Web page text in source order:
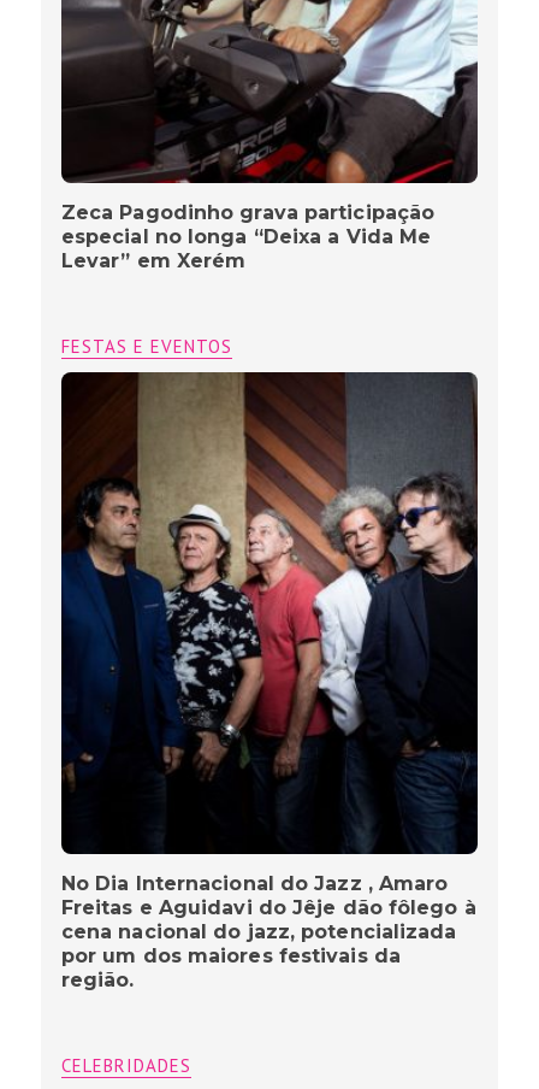
Zeca Pagodinho grava participação
especial no longa “Deixa a Vida Me
Levar” em Xerém
FESTAS E EVENTOS
No Dia Internacional do Jazz , Amaro
Freitas e Aguidavi do Jêje dão fôlego à
cena nacional do jazz, potencializada
por um dos maiores festivais da
região.
CELEBRIDADES